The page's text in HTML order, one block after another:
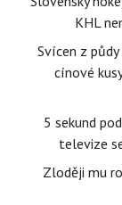
KHL
Svícen z
cínové
5 sekund
televize
Zloději mu